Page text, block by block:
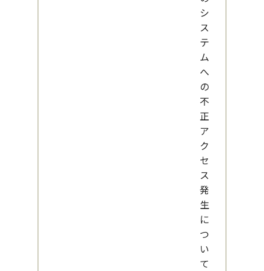
シ
ス
テ
ム
へ
の
不
正
ア
ク
セ
ス
発
生
に
つ
い
て